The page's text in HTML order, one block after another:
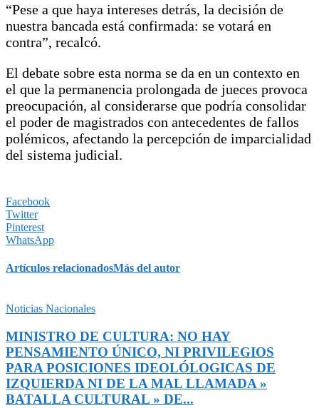
“Pese a que haya intereses detrás, la decisión de
nuestra bancada está confirmada: se votará en
contra”, recalcó.
El debate sobre esta norma se da en un contexto en
el que la permanencia prolongada de jueces provoca
preocupación, al considerarse que podría consolidar
el poder de magistrados con antecedentes de fallos
polémicos, afectando la percepción de imparcialidad
del sistema judicial.
Facebook
Twitter
Pinterest
WhatsApp
Artículos relacionadosMás del autor
Noticias Nacionales
MINISTRO DE CULTURA: NO HAY
PENSAMIENTO ÚNICO, NI PRIVILEGIOS
PARA POSICIONES IDEOLÓLOGICAS DE
IZQUIERDA NI DE LA MAL LLAMADA »
BATALLA CULTURAL » DE...